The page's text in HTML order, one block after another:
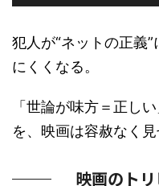
犯人が“ネットの正義
にくくなる。
「世論が味方＝正し
を、映画は容赦なく見
映画のト